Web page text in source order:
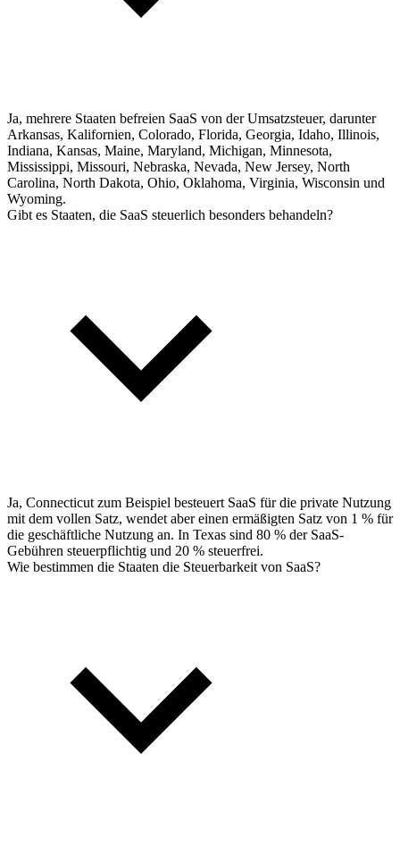
Ja, mehrere Staaten befreien SaaS von der Umsatzsteuer, darunter
Arkansas, Kalifornien, Colorado, Florida, Georgia, Idaho, Illinois,
Indiana, Kansas, Maine, Maryland, Michigan, Minnesota,
Mississippi, Missouri, Nebraska, Nevada, New Jersey, North
Carolina, North Dakota, Ohio, Oklahoma, Virginia, Wisconsin und
Wyoming.
Gibt es Staaten, die SaaS steuerlich besonders behandeln?
Ja, Connecticut zum Beispiel besteuert SaaS für die private Nutzung
mit dem vollen Satz, wendet aber einen ermäßigten Satz von 1 % für
die geschäftliche Nutzung an. In Texas sind 80 % der SaaS-
Gebühren steuerpflichtig und 20 % steuerfrei.
Wie bestimmen die Staaten die Steuerbarkeit von SaaS?